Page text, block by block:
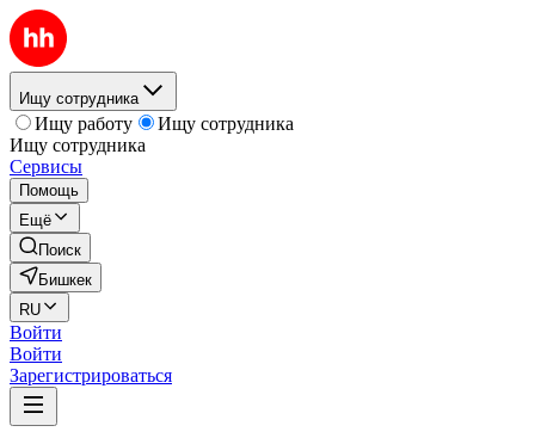
Ищу сотрудника
Ищу работу
Ищу сотрудника
Ищу сотрудника
Сервисы
Помощь
Ещё
Поиск
Бишкек
RU
Войти
Войти
Зарегистрироваться